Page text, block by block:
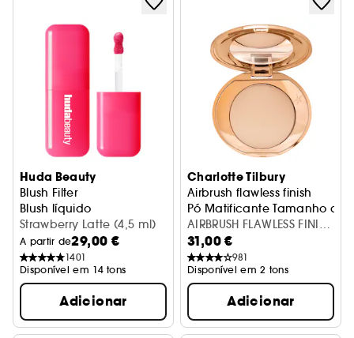
Huda Beauty
Blush Filter
Blush líquido
Strawberry Latte (4,5 ml)
A partir de29,00 €
1401
Disponível em 14 tons
Adicionar
Charlotte Tilbury
Airbrush flawless finish
Pó Matificante Tamanho de
AIRBRUSH FLAWLESS FINISH
- 1 FAIR
31,00 €
981
Disponível em 2 tons
Adicionar